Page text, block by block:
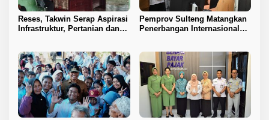
Reses, Takwin Serap Aspirasi
Infrastruktur, Pertanian dan
Pemprov Sulteng Matangkan
Penerbangan Internasional